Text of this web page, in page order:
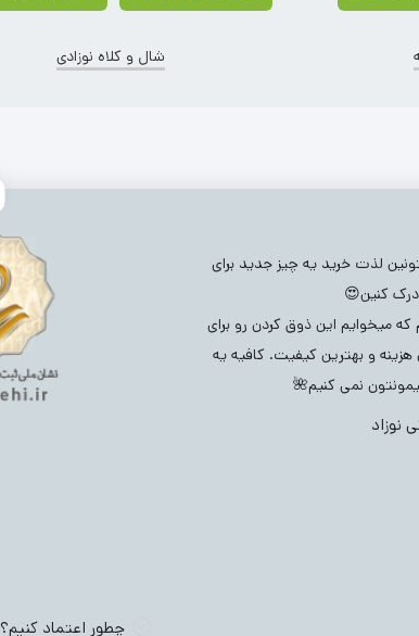
شال و کلاه نوزادی
شلوارک
ست
لذت خرید یه چیز جدید برای
کنین😍
میخوایم این ذوق کردن رو برای
هزینه و بهترین کیفیت. کافیه یه
نمی کنیم🌺
چطور اعتماد کنیم؟